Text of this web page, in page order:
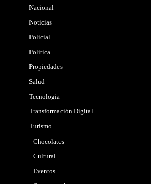
Nacional
Noticias
Policial
Politica
Propiedades
Salud
Tecnologia
Transformación Digital
Turismo
Chocolates
Cultural
Eventos